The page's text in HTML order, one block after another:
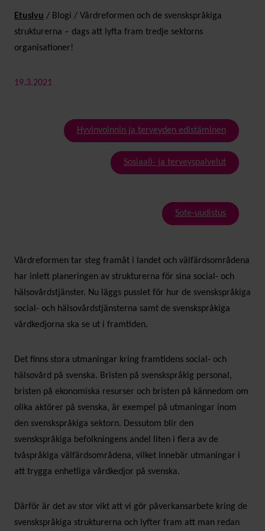
Etusivu / Blogi / Vårdreformen och de svensk­språkiga
strukturerna – dags att lyfta fram tredje sektorns
organisationer!
19.3.2021
Hyvinvoinnin ja terveyden edistäminen
Sosiaali- ja terveyspalvelut
Sote-uudistus
Vårdreformen tar steg framåt i landet och välfärdsområdena
har inlett planeringen av strukturerna för sina social- och
hälsovårdstjänster. Nu läggs pusslet för hur de svenskspråkiga
social- och hälsovårdstjänsterna samt de svenskspråkiga
vårdkedjorna ska se ut i framtiden.
Det finns stora utmaningar kring framtidens social- och
hälsovård på svenska. Bristen på svenskspråkig personal,
bristen på ekonomiska resurser och bristen på kännedom om
olika aktörer på svenska, är exempel på utmaningar inom
den svenskspråkiga sektorn. Dessutom blir den
svenskspråkiga befolkningens andel liten i flera av de
tvåspråkiga välfärdsområdena, vilket innebär utmaningar i
att trygga enhetliga vårdkedjor på svenska.
Därför är det av stor vikt att vi gör påverkansarbete kring de
svenskspråkiga strukturerna och lyfter fram att man redan